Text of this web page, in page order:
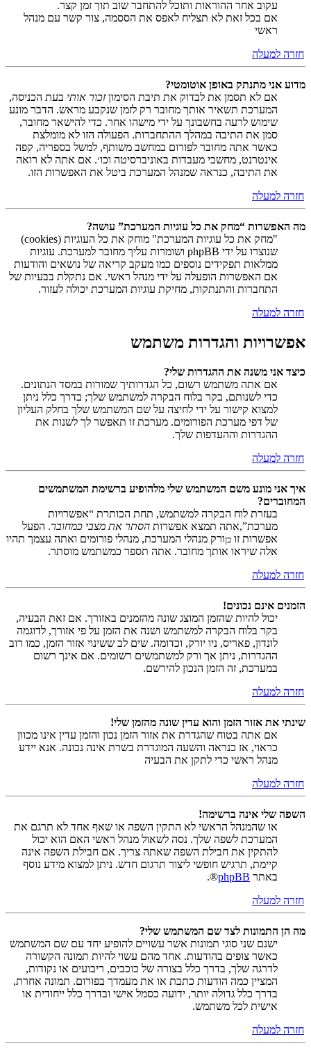
עקוב אחר ההוראות ותוכל להתחבר שוב תוך זמן קצר.
אם בכל זאת לא תצליח לאפס את הססמה, צור קשר עם מנהל
ראשי
חזרה למעלה
מדוע אני מתנתק באופן אוטומטי?
אם לא תסמן את לבדוק את תיבת הסימוןזכור אותי בעת הכניסה,
המערכת תשאיר אותך מחובר רק לזמן שנקבע מראש. הדבר מונע
שימוש לרעה בחשבונך על ידי מישהו אחר. כדי להישאר מחובר,
סמן את התיבה במהלך ההתחברות. הפעולה הזו לא מומלצת
כאשר אתה מחובר לפורום במחשב משותף, למשל בספריה, קפה
אינטרנט, מחשבי מעבדות באוניברסיטה וכו׳. אם אתה לא רואה
את התיבה, כנראה שמנהל המערכת ביטל את האפשרות הזו.
חזרה למעלה
מה האפשרות “מחק את כל עוגיות המערכת” עושה?
"מחק את כל עוגיות המערכת" מוחק את כל העוגיות (cookies)
שנוצרו על ידי phpBB ושומרות עליך מחובר למערכת. עוגיות
ממלאות תפקידים נוספים כמו מעקב קריאה של נושאים והודעות
אם האפשרות הופעלה על ידי מנהל ראשי. אם נתקלת בבעיות של
התחברות והתנתקות, מחיקת עוגיות המערכת יכולה לעזור.
חזרה למעלה
אפשרויות והגדרות משתמש
כיצד אני משנה את ההגדרות שלי?
אם אתה משתמש רשום, כל הגדרותיך שמורות במסד הנתונים.
כדי לשנותם, בקר בלוח הבקרה למשתמש שלך; בדרך כלל ניתן
למצוא קישור על ידי לחיצה על שם המשתמש שלך בחלק העליון
של דפי מערכת הפורומים. מערכת זו תאפשר לך לשנות את
ההגדרות וההעדפות שלך.
חזרה למעלה
איך אני מונע משם המשתמש שלי מלהופיע ברשימת המשתמשים
המחוברים?
בעזרת לוח הבקרה למשתמש, תחת הכותרת “אפשרויות
מערכת”,אתה תמצא אפשרות הסתר את מצבי כמחובר. הפעל
אפשרות זו כןורק מנהלי המערכת, מנהלי פורומים ואתה עצמך תהיו
אלה שיראו אותך מחובר. אתה תספר כמשתמש מוסתר.
חזרה למעלה
הזמנים אינם נכונים!
יכול להיות שהזמן המוצג שונה מהזמנים באזורך. אם זאת הבעיה,
בקר בלוח הבקרה למשתמש ושנה את הזמן על פי אזורך, לדוגמה
לונדון, פאריס, ניו יורק, וכדומה. שים לב ששינוי אזור הזמן, כמו רוב
ההגדרות, ניתן אך ורק למשתמשים רשומים. אם אינך רשום
במערכת, זה הזמן הנכון להירשם.
חזרה למעלה
שינתי את אזור הזמן והוא עדין שונה מהזמן שלי!
אם אתה בטוח שהגדרת את אזור הזמן נכון והזמן עדין אינו מכוון
כראוי, אז כנראה והשעה המוגדרת בשרת אינה נכונה. אנא יידע
מנהל ראשי כדי לתקן את הבעיה
חזרה למעלה
השפה שלי אינה ברשימה!
או שהמנהל הראשי לא התקין השפה או שאף אחד לא תרגם את
המערכת לשפה שלך. נסה לשאול מנהל ראשי האם הוא יכול
להתקין את חבילת השפה שאתה צריך. אם חבילת השפה אינה
קיימת, תרגיש חופשי ליצור תרגום חדש. ניתן למצוא מידע נוסף
באתר phpBB
®.
חזרה למעלה
מה הן התמונות לצד שם המשתמש שלי?
ישנם שני סוגי תמונות אשר עשויים להופיע יחד עם שם המשתמש
כאשר צופים בהודעות. אחד מהם עשוי להיות תמונה הקשורה
לדרגה שלך, בדרך כלל בצורה של כוכבים, ריבועים או נקודות,
המציין כמה הודעות כתבת או את מעמדך בפורום. תמונה אחרת,
בדרך כלל גדולה יותר, ידועה כסמל אישי ובדרך כלל ייחודית או
אישית לכל משתמש.
חזרה למעלה